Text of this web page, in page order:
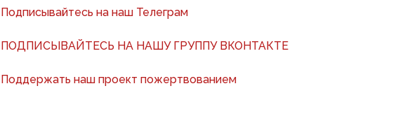
Подписывайтесь на наш Телеграм
ПОДПИСЫВАЙТЕСЬ НА НАШУ ГРУППУ ВКОНТАКТЕ
Поддержать наш проект пожертвованием